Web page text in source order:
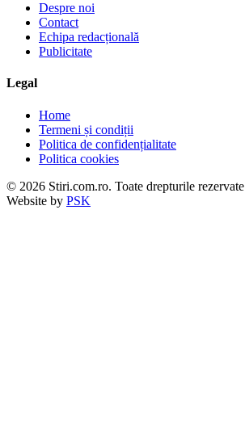
Despre noi
Contact
Echipa redacțională
Publicitate
Legal
Home
Termeni și condiții
Politica de confidențialitate
Politica cookies
© 2026 Stiri.com.ro. Toate drepturile
Website by PSK